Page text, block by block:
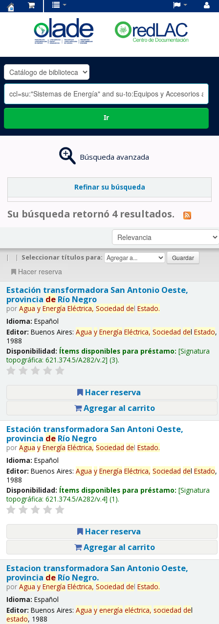
OLADE
-
Ir
Búsqueda avanzada
Refinar su búsqueda
Su búsqueda retornó 4 resultados.
| | Seleccionar títulos para:
Hacer reserva
Estación transformadora San Antonio Oeste,
provincia deRío Negro
por Agua y Energía Eléctrica, Sociedad del Estado.
Idioma: Español
Editor: Buenos Aires: Agua y Energía Eléctrica, Sociedad del Estado,
1988
Disponibilidad: Ítems disponibles para préstamo: Signatura
topográfica: 621.374.5/A282/v.2 (3).
Hacer reserva
Agregar al carrito
Estación transformadora San Antoni Oeste,
provincia deRío Negro
por Agua y Energía Eléctrica, Sociedad del Estado.
Idioma: Español
Editor: Buenos Aires: Agua y Energía Eléctrica, Sociedad del Estado,
1988
Disponibilidad: Ítems disponibles para préstamo: Signatura
topográfica: 621.374.5/A282/v.4 (1).
Hacer reserva
Agregar al carrito
Estacion transformadora San Antonio Oeste,
provincia deRío Negro.
por Agua y Energía Eléctrica, Sociedad del Estado.
Idioma: Español
Editor: Buenos Aires: Agua y energía eléctrica, sociedad del
estado, 1988